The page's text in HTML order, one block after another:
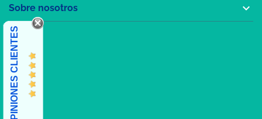
Sobre nosotros 
OPINIONES CLIENTES